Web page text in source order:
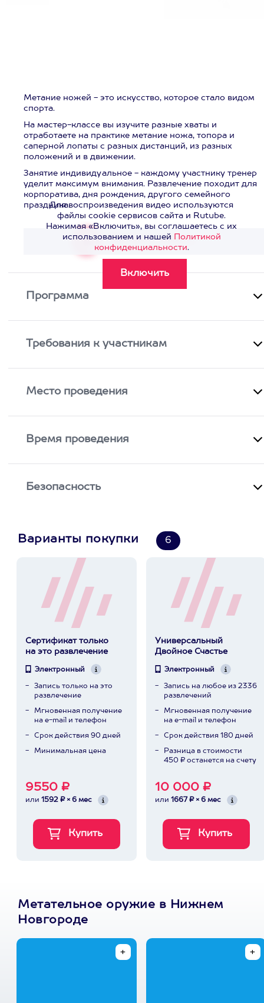
Метание ножей - это искусство, которое стало видом
спорта.
На мастер-классе вы изучите разные хваты и
отработаете на практике метание ножа, топора и
саперной лопаты с разных дистанций, из разных
положений и в движении.
Занятие индивидуальное - каждому участнику тренер
уделит максимум внимания. Развлечение походит для
корпоратива, дня рождения, другого семейного
праздника.
Смотреть видео>
Для воспроизведения видео используются
файлы cookie сервисов сайта и Rutube.
Нажимая «Включить», вы соглашаетесь с их
использованием и нашей Политикой
конфиденциальности.
Программа
Требования к участникам
Место проведения
Время проведения
Безопасность
Варианты покупки 6
Сертификат только
на это развлечение
Электронный
Запись только на это
развлечение
Мгновенная получение
на e-mail и телефон
Срок действия 90 дней
Минимальная цена
9550 ₽
или 1592 ₽ × 6 мес
Универсальный
Двойное Счастье
Электронный
Запись на любое из 2336
развлечений
Мгновенная получение
на e-mail и телефон
Срок действия 180 дней
Разница в стоимости
450 ₽ останется на счету
10 000 ₽
или 1667 ₽ × 6 мес
Метательное оружие в Нижнем
Новгороде